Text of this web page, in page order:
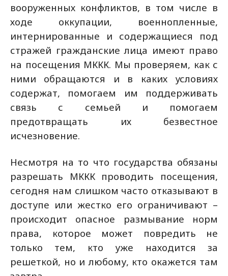
вооруженных конфликтов, в том числе в
ходе оккупации, военнопленные,
интернированные и содержащиеся под
стражей гражданские лица имеют право
на посещения МККК. Мы проверяем, как с
ними обращаются и в каких условиях
содержат, помогаем им поддерживать
связь с семьей и помогаем
предотвращать их безвестное
исчезновение.
Несмотря на то что государства обязаны
разрешать МККК проводить посещения,
сегодня нам слишком часто отказывают в
доступе или жестко его ограничивают –
происходит опасное размывание норм
права, которое может повредить не
только тем, кто уже находится за
решеткой, но и любому, кто окажется там